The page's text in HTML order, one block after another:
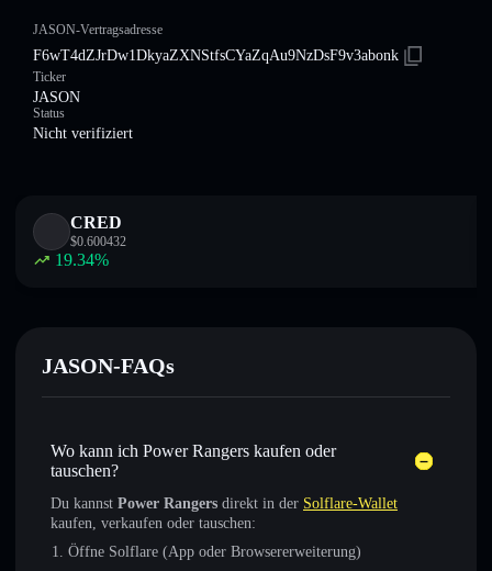
JASON-Vertragsadresse
F6wT4dZJrDw1DkyaZXNStfsCYaZqAu9NzDsF9v3abonk
Ticker
JASON
Status
Nicht verifiziert
CRED
$0.600432
19.34%
JASON-FAQs
Wo kann ich Power Rangers kaufen oder
tauschen?
Du kannst Power Rangers direkt in der Solflare-Wallet
kaufen, verkaufen oder tauschen:
Öffne Solflare (App oder Browsererweiterung)